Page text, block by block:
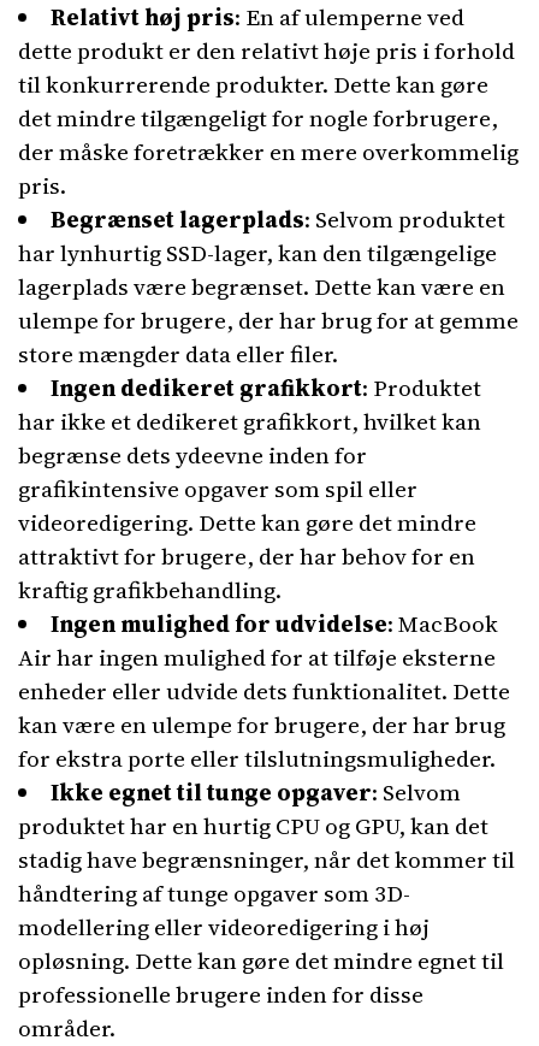
Relativt høj pris: En af ulemperne ved
dette produkt er den relativt høje pris i forhold
til konkurrerende produkter. Dette kan gøre
det mindre tilgængeligt for nogle forbrugere,
der måske foretrækker en mere overkommelig
pris.
Begrænset lagerplads: Selvom produktet
har lynhurtig SSD-lager, kan den tilgængelige
lagerplads være begrænset. Dette kan være en
ulempe for brugere, der har brug for at gemme
store mængder data eller filer.
Ingen dedikeret grafikkort: Produktet
har ikke et dedikeret grafikkort, hvilket kan
begrænse dets ydeevne inden for
grafikintensive opgaver som spil eller
videoredigering. Dette kan gøre det mindre
attraktivt for brugere, der har behov for en
kraftig grafikbehandling.
Ingen mulighed for udvidelse: MacBook
Air har ingen mulighed for at tilføje eksterne
enheder eller udvide dets funktionalitet. Dette
kan være en ulempe for brugere, der har brug
for ekstra porte eller tilslutningsmuligheder.
Ikke egnet til tunge opgaver: Selvom
produktet har en hurtig CPU og GPU, kan det
stadig have begrænsninger, når det kommer til
håndtering af tunge opgaver som 3D-
modellering eller videoredigering i høj
opløsning. Dette kan gøre det mindre egnet til
professionelle brugere inden for disse
områder.